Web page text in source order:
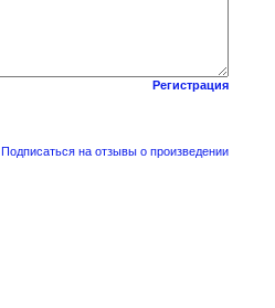
Регистрация
Подписаться на отзывы о произведении